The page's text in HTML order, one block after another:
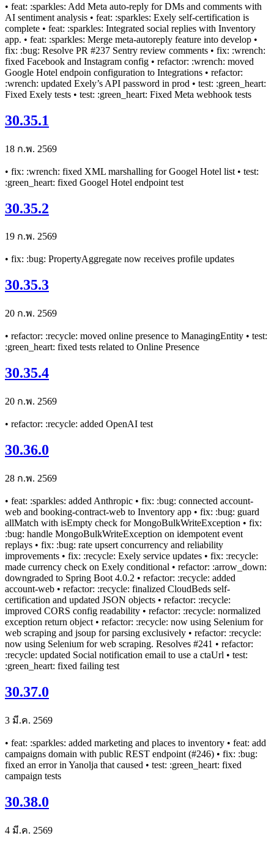
• feat: :sparkles: Add Meta auto-reply for DMs and comments with
AI sentiment analysis • feat: :sparkles: Exely self-certification is
complete • feat: :sparkles: Integrated social replies with Inventory
app. • feat: :sparkles: Merge meta-autoreply feature into develop •
fix: :bug: Resolve PR #237 Sentry review comments • fix: :wrench:
fixed Facebook and Instagram config • refactor: :wrench: moved
Google Hotel endpoin configuration to Integrations • refactor:
:wrench: updated Exely’s API password in prod • test: :green_heart:
Fixed Exely tests • test: :green_heart: Fixed Meta webhook tests
30.35.1
18 ก.พ. 2569
• fix: :wrench: fixed XML marshalling for Googel Hotel list • test:
:green_heart: fixed Googel Hotel endpoint test
30.35.2
19 ก.พ. 2569
• fix: :bug: PropertyAggregate now receives profile updates
30.35.3
20 ก.พ. 2569
• refactor: :recycle: moved online presence to ManagingEntity • test:
:green_heart: fixed tests related to Online Presence
30.35.4
20 ก.พ. 2569
• refactor: :recycle: added OpenAI test
30.36.0
28 ก.พ. 2569
• feat: :sparkles: added Anthropic • fix: :bug: connected account-
web and booking-contract-web to Inventory app • fix: :bug: guard
allMatch with isEmpty check for MongoBulkWriteException • fix:
:bug: handle MongoBulkWriteException on idempotent event
replays • fix: :bug: rate upsert concurrency and reliability
improvements • fix: :recycle: Exely service updates • fix: :recycle:
made currency check on Exely conditional • refactor: :arrow_down:
downgraded to Spring Boot 4.0.2 • refactor: :recycle: added
account-web • refactor: :recycle: finalized CloudBeds self-
certification and updated JSON objects • refactor: :recycle:
improved CORS config readability • refactor: :recycle: normalized
exception return object • refactor: :recycle: now using Selenium for
web scraping and jsoup for parsing exclusively • refactor: :recycle:
now using Selenium for web scraping. Resolves #241 • refactor:
:recycle: updated Social notification email to use a ctaUrl • test:
:green_heart: fixed failing test
30.37.0
3 มี.ค. 2569
• feat: :sparkles: added marketing and places to inventory • feat: add
campaigns domain with public REST endpoint (#246) • fix: :bug:
fixed an error in Yanolja that caused • test: :green_heart: fixed
campaign tests
30.38.0
4 มี.ค. 2569